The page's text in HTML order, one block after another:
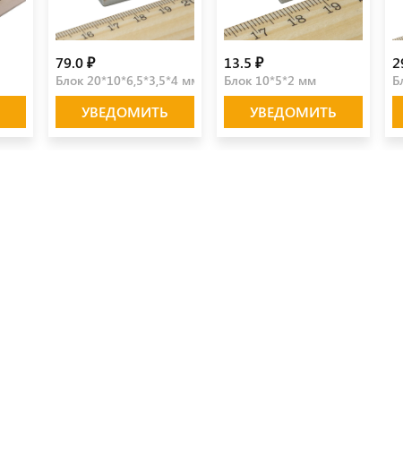
79.0 ₽
Блок 20*10*6,5*3,5*4 мм
УВЕДОМИТЬ
13.5 ₽
Блок 10*5*2 мм
УВЕДОМИТЬ